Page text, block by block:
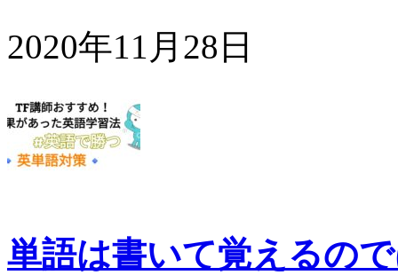
2020年11月28日
単語は書いて覚えるの